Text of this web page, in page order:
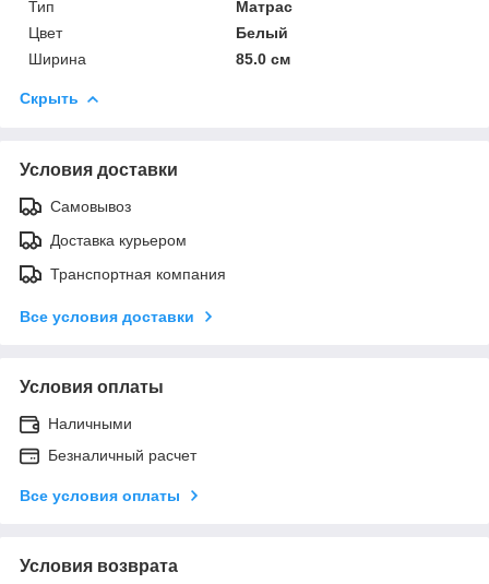
Тип
Матрас
Цвет
Белый
Ширина
85.0 см
Скрыть
Условия доставки
Самовывоз
Доставка курьером
Транспортная компания
Все условия доставки
Условия оплаты
Наличными
Безналичный расчет
Все условия оплаты
Условия возврата